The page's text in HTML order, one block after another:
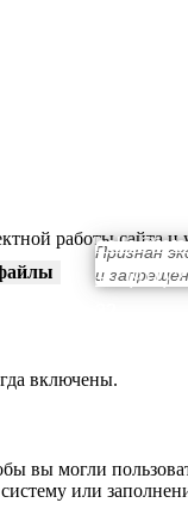
работы сайта
включены.
вы могли
или
Признан
и
+ 7 (911)